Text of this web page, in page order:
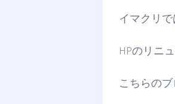
イマクリ
HPのリニ
こちらの